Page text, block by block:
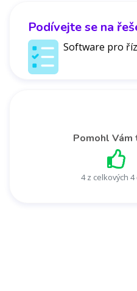
Podívejte se na
Software pro
Pomohl
4 z celkových